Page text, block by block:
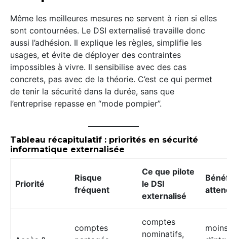
Même les meilleures mesures ne servent à rien si elles
sont contournées. Le DSI externalisé travaille donc
aussi l’adhésion. Il explique les règles, simplifie les
usages, et évite de déployer des contraintes
impossibles à vivre. Il sensibilise avec des cas
concrets, pas avec de la théorie. C’est ce qui permet
de tenir la sécurité dans la durée, sans que
l’entreprise repasse en “mode pompier”.
Tableau récapitulatif : priorités en sécurité
informatique externalisée
Priorité
Risque
fréquent
Ce que pilote
le DSI
externalisé
comptes
comptes
nominatifs,